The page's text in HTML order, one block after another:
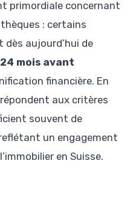
primordiale concernant
: certains
aujourd’hui de
mois avant
financière. En
aux critères
souvent de
un engagement
en Suisse.